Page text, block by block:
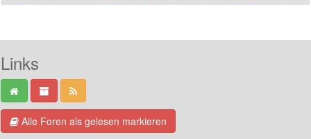
Links
Alle Foren als gelesen markieren